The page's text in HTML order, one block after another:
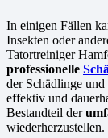
In einigen Fällen
Insekten oder
Tatortreiniger
professionelle
der Schädlinge
effektiv und
Bestandteil der
wiederherzustellen.